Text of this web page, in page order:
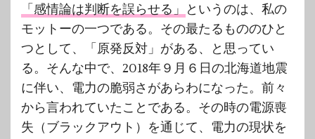
「感情論は判断を誤らせる」 というのは、私の
モットーの一つである。その最たるもののひと
つとして、「原発反対」がある、と思ってい
る。そんな中で、2018年９月６日の北海道地震
に伴い、電力の脆弱さがあらわになった。前々
から言われていたことである。その時の電源喪
失（ブラックアウト）を通じて、電力の現状を